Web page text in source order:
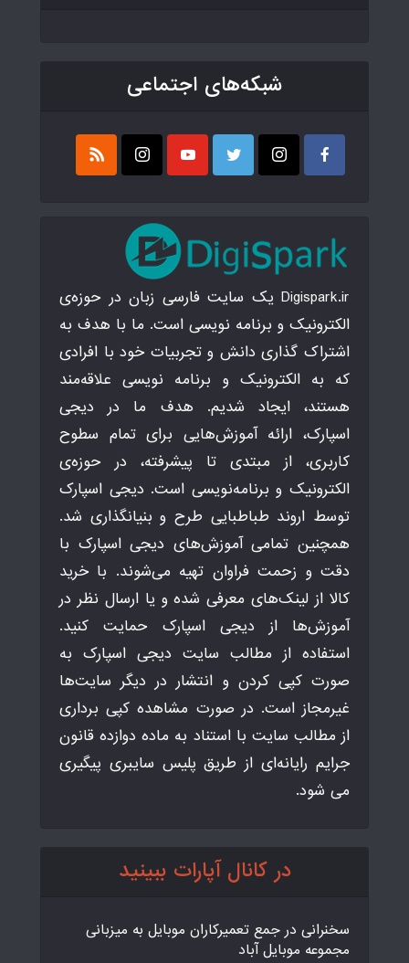
شبکه‌های اجتماعی
Digispark.ir یک سایت فارسی زبان در حوزه‌ی
الکترونیک و برنامه نویسی است. ما با هدف به
اشتراک گذاری دانش و تجربیات خود با افرادی
که به الکترونیک و برنامه نویسی علاقه‌مند
هستند، ایجاد شدیم. هدف ما در دیجی
اسپارک، ارائه آموزش‌هایی برای تمام سطوح
کاربری، از مبتدی تا پیشرفته، در حوزه‌ی
الکترونیک و برنامه‌نویسی است. دیجی اسپارک
توسط اروند طباطبایی طرح و بنیانگذاری شد.
همچنین تمامی آموزش‌های دیجی اسپارک با
دقت و زحمت فراوان تهیه می‌شوند. با خرید
کالا از لینک‌های معرفی شده و یا ارسال نظر در
آموزش‌ها از دیجی اسپارک حمایت کنید.
استفاده از مطالب سایت دیجی اسپارک به
صورت کپی کردن و انتشار در دیگر سایت‌ها
غیرمجاز است. در صورت مشاهده کپی برداری
از مطالب سایت با استناد به ماده دوازده قانون
جرایم رایانه‌ای از طریق پلیس سایبری پیگیری
می شود.
در کانال آپارات ببینید
سخنرانی در جمع تعمیرکاران موبایل به میزبانی
مجموعه موبایل آباد